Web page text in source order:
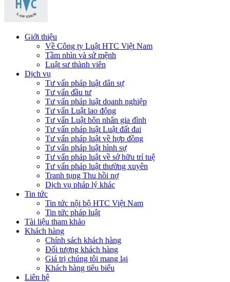
Giới thiệu
Về Công ty Luật HTC Việt Nam
Tầm nhìn và sứ mệnh
Luật sư thành viên
Dịch vụ
Tư vấn pháp luật dân sự
Tư vấn đầu tư
Tư vấn pháp luật doanh nghiệp
Tư vấn Luật lao động
Tư vấn Luật hôn nhân gia đình
Tư vấn pháp luật Luật đất đai
Tư vấn pháp luật về hợp đồng
Tư vấn pháp luật hình sự
Tư vấn pháp luật về sở hữu trí tuệ
Tư vấn pháp luật thường xuyên
Tranh tụng Thu hồi nợ
Dịch vụ pháp lý khác
Tin tức
Tin tức nội bộ HTC Việt Nam
Tin tức pháp luật
Tài liệu tham khảo
Khách hàng
Chính sách khách hàng
Đối tượng khách hàng
Giá trị chúng tôi mang lại
Khách hàng tiêu biểu
Liên hệ